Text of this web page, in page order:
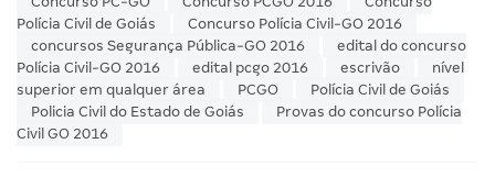
Polícia Civil de Goiás
Concurso Polícia Civil-GO 2016
concursos Segurança Pública-GO 2016
edital do concurso
Polícia Civil-GO 2016
edital pcgo 2016 escrivão
nível
superior em qualquer área
PCGO
Polícia Civil de Goiás
Policia Civil do Estado de Goiás
Provas do concurso Polícia
Civil GO 2016